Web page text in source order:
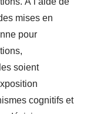
mises en
pour
soient
cognitifs et